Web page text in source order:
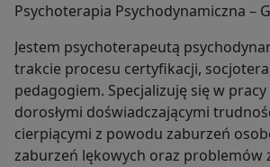
Psychoterapia Psychodynamiczna –
Jestem psychoterapeutą
trakcie procesu certyfikacji,
pedagogiem. Specjalizuję się w
dorosłymi doświadczającymi
cierpiącymi z powodu zaburzeń
zaburzeń lękowych oraz problemów